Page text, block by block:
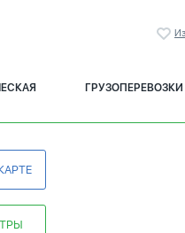
ГРУЗОПЕРЕВОЗКИ